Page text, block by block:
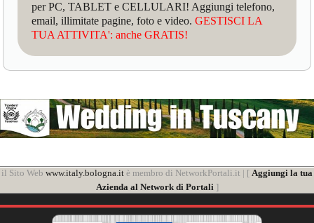
per PC, TABLET e CELLULARI! Aggiungi telefono,
email, illimitate pagine, foto e video.GESTISCI LA
TUA ATTIVITA': anche GRATIS!
il Sito Web www.italy.bologna.it è membro di NetworkPortali.it | [ Aggiungi la tua
Azienda al Network di Portali ]